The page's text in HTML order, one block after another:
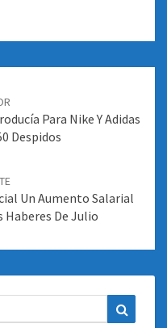
Para Nike Y Adidas
Despidos
Un Aumento Salarial
Haberes De Julio